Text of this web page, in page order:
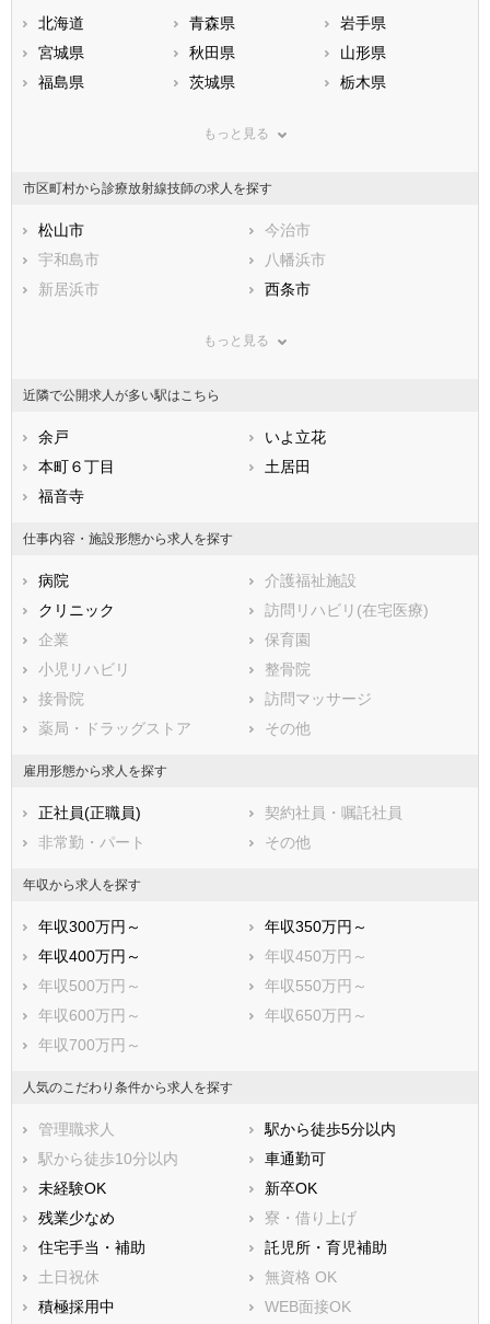
北海道 青森県
岩手県
宮城県
秋田県
山形県
福島県
茨城県
栃木県
神奈川県
石川県
福井県
静岡県
滋賀県
兵庫県
山口県
福岡県
佐賀県
熊本県
鹿児島県
もっと見る
市区町村から診療放射線技師の求人を探す
松山市
今治市
宇和島市
八幡浜市
新居浜市
西条市
西予市
上浮穴郡久万高原町
伊予郡砥部町
喜多郡内子町
西宇和郡伊方町
北宇和郡松野町
北宇和郡鬼北町
もっと見る
近隣で公開求人が多い駅はこちら
余戸
いよ立花
本町６丁目
土居田
福音寺
仕事内容・施設形態から求人を探す
病院
介護福祉施設
クリニック
訪問リハビリ(在宅医療)
企業
保育園
小児リハビリ
整骨院
接骨院
訪問マッサージ
薬局・ドラッグストア
その他
雇用形態から求人を探す
正社員(正職員)
契約社員・嘱託社員
非常勤・パート
その他
年収から求人を探す
年収300万円～
年収350万円～
年収400万円～
年収450万円～
年収500万円～
年収550万円～
年収600万円～
年収650万円～
年収700万円～
人気のこだわり条件から求人を探す
管理職求人
駅から徒歩5分以内
駅から徒歩10分以内
車通勤可
未経験OK
新卒OK
残業少なめ
寮・借り上げ
住宅手当・補助
託児所・育児補助
土日祝休
無資格 OK
積極採用中
WEB面接OK